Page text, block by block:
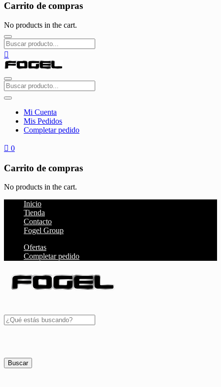
Carrito de compras
No products in the cart.
Mi Cuenta
Mis Pedidos
Completar pedido
0
Carrito de compras
No products in the cart.
Inicio
Tienda
Contacto
Fogel Group
Ofertas
Completar pedido
Buscar